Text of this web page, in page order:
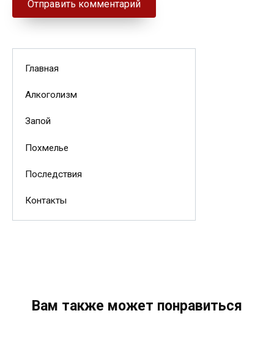
Главная
Алкоголизм
Запой
Похмелье
Последствия
Контакты
Вам также может понравиться